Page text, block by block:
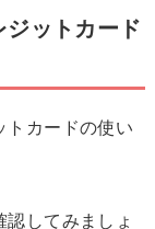
ジットカード
トカードの使い
してみましょ